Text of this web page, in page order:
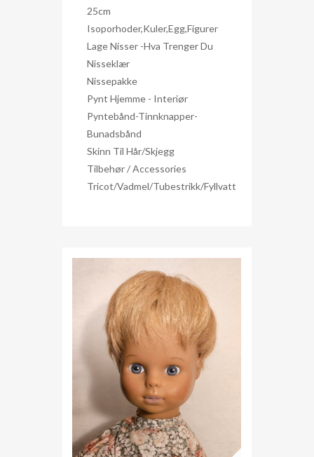
25cm
Isoporhoder,kuler,egg,figurer
Lage Nisser -hva Trenger Du
Nisseklær
Nissepakke
Pynt Hjemme - Interiør
Pyntebånd-Tinnknapper-
Bunadsbånd
Skinn Til Hår/skjegg
Tilbehør / Accessories
Tricot/Vadmel/Tubestrikk/Fyllvatt